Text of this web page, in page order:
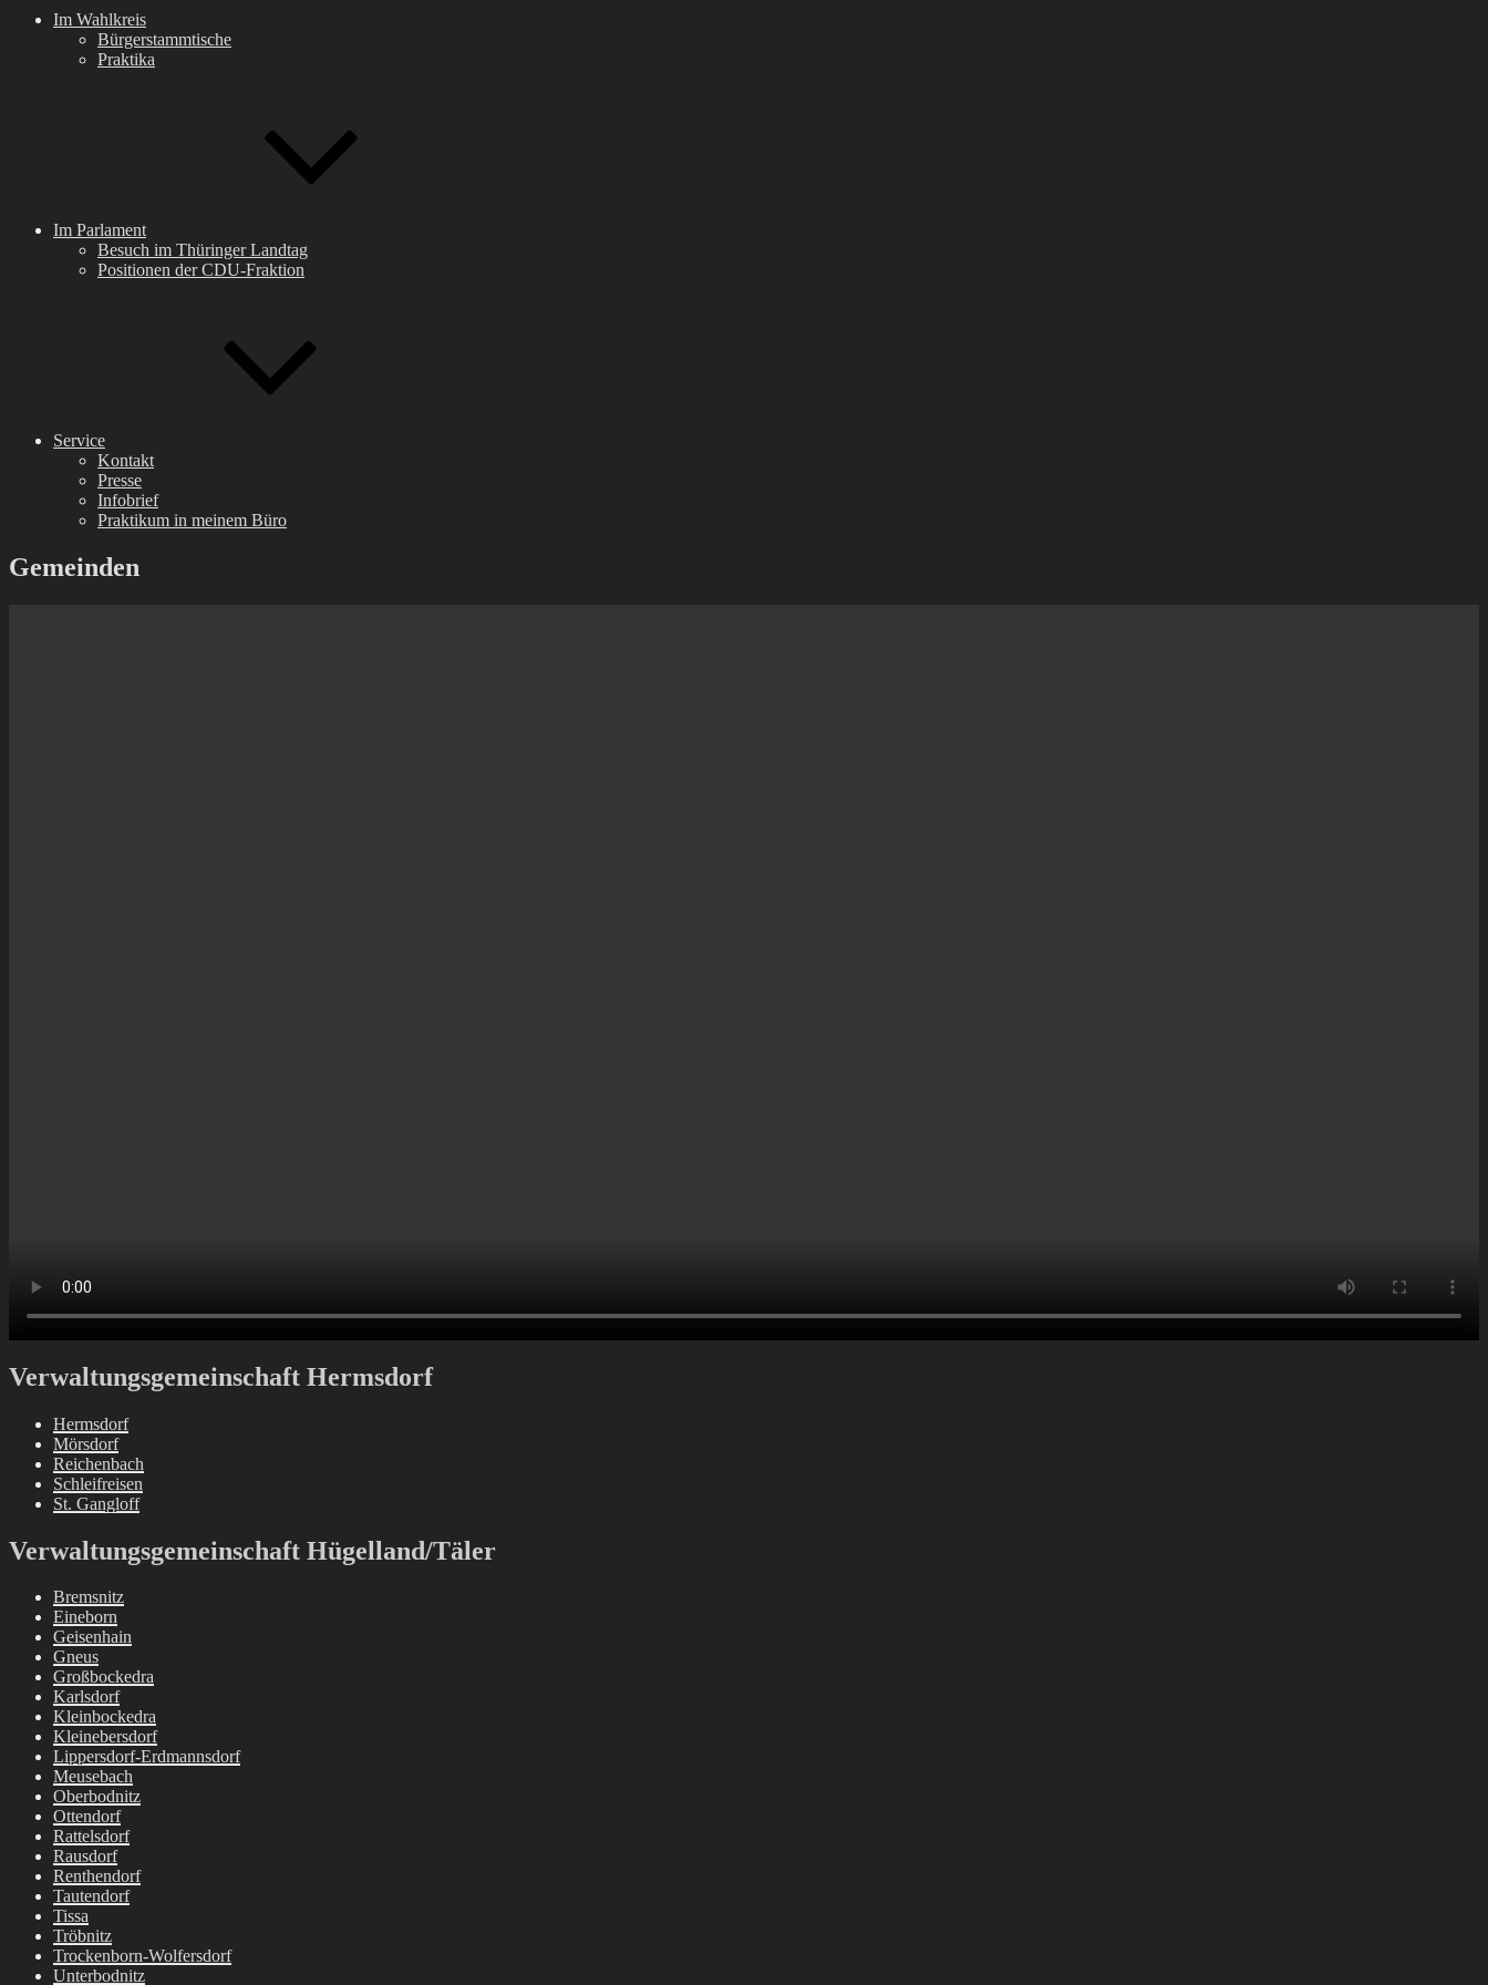
Im Wahlkreis
Bürgerstammtische
Praktika
Im Parlament
Besuch im Thüringer Landtag
Positionen der CDU-Fraktion
Service
Kontakt
Presse
Infobrief
Praktikum in meinem Büro
Gemeinden
Verwaltungsgemeinschaft Hermsdorf
Hermsdorf
Mörsdorf
Reichenbach
Schleifreisen
St. Gangloff
Verwaltungsgemeinschaft Hügelland/Täler
Bremsnitz
Eineborn
Geisenhain
Gneus
Großbockedra
Karlsdorf
Kleinbockedra
Kleinebersdorf
Lippersdorf-Erdmannsdorf
Meusebach
Oberbodnitz
Ottendorf
Rattelsdorf
Rausdorf
Renthendorf
Tautendorf
Tissa
Tröbnitz
Trockenborn-Wolfersdorf
Unterbodnitz